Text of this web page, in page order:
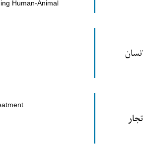
Human-Animal